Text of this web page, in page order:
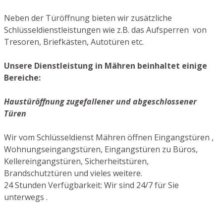
Neben der Türöffnung bieten wir zusätzliche
Schlüsseldienstleistungen wie z.B. das Aufsperren von
Tresoren, Briefkästen, Autotüren etc.
Unsere Dienstleistung in Mähren beinhaltet einige
Bereiche:
Haustüröffnung zugefallener und abgeschlossener
Türen
Wir vom Schlüsseldienst Mähren öffnen Eingangstüren ,
Wohnungseingangstüren, Eingangstüren zu Büros,
Kellereingangstüren, Sicherheitstüren,
Brandschutztüren und vieles weitere.
24 Stunden Verfügbarkeit: Wir sind 24/7 für Sie
unterwegs .